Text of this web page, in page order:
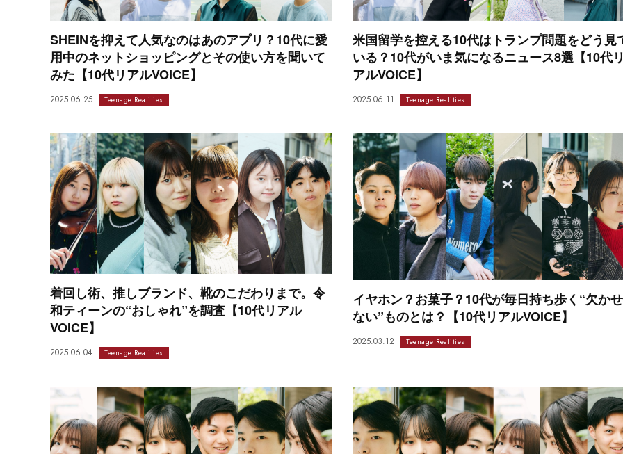
SHEINを抑えて人気なのはあのアプリ？10代に愛
用中のネットショッピングとその使い方を聞いて
みた【10代リアルVOICE】
2025.06.25 Teenage Realities
米国留学を控える10代はトランプ問題をどう見
いる？10代がいま気になるニュース8選【10代
アルVOICE】
2025.06.11 Teenage Realities
着回し術、推しブランド、靴のこだわりまで。令
和ティーンの“おしゃれ”を調査【10代リアル
VOICE】
2025.06.04 Teenage Realities
イヤホン？お菓子？10代が毎日持ち歩く“欠かせ
ない”ものとは？【10代リアルVOICE】
2025.03.12 Teenage Realities